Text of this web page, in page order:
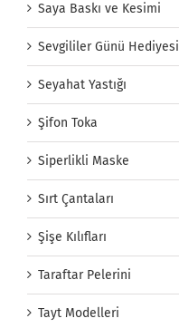
Saya Baskı ve Kesimi
Sevgililer Günü Hediyesi
Seyahat Yastığı
Şifon Toka
Siperlikli Maske
Sırt Çantaları
Şişe Kılıfları
Taraftar Pelerini
Tayt Modelleri